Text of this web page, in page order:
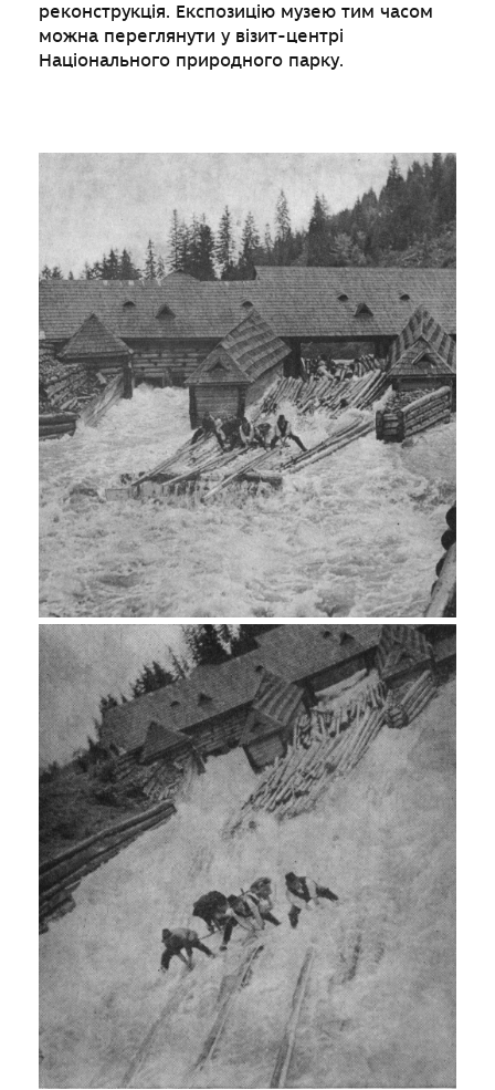
реконструкція. Експозицію музею тим часом
можна переглянути у візит-центрі
Національного природного парку.